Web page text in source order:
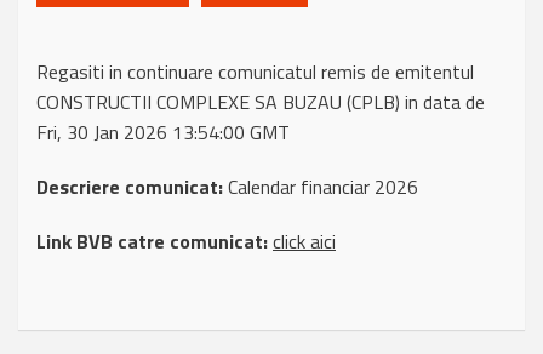
Regasiti in continuare comunicatul remis de emitentul
CONSTRUCTII COMPLEXE SA BUZAU (CPLB) in data de
Fri, 30 Jan 2026 13:54:00 GMT
Descriere comunicat:Calendar financiar 2026
Link BVB catre comunicat:click aici